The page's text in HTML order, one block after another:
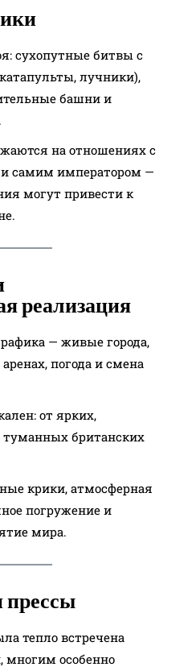
сухопутные битвы с
лучники),
башни и
на отношениях с
и самим императором —
могут привести к
реализация
— живые города,
погода и смена
от ярких,
британских
крики, атмосферная
погружение и
мира.​
прессы
тепло встречена
многим особенно